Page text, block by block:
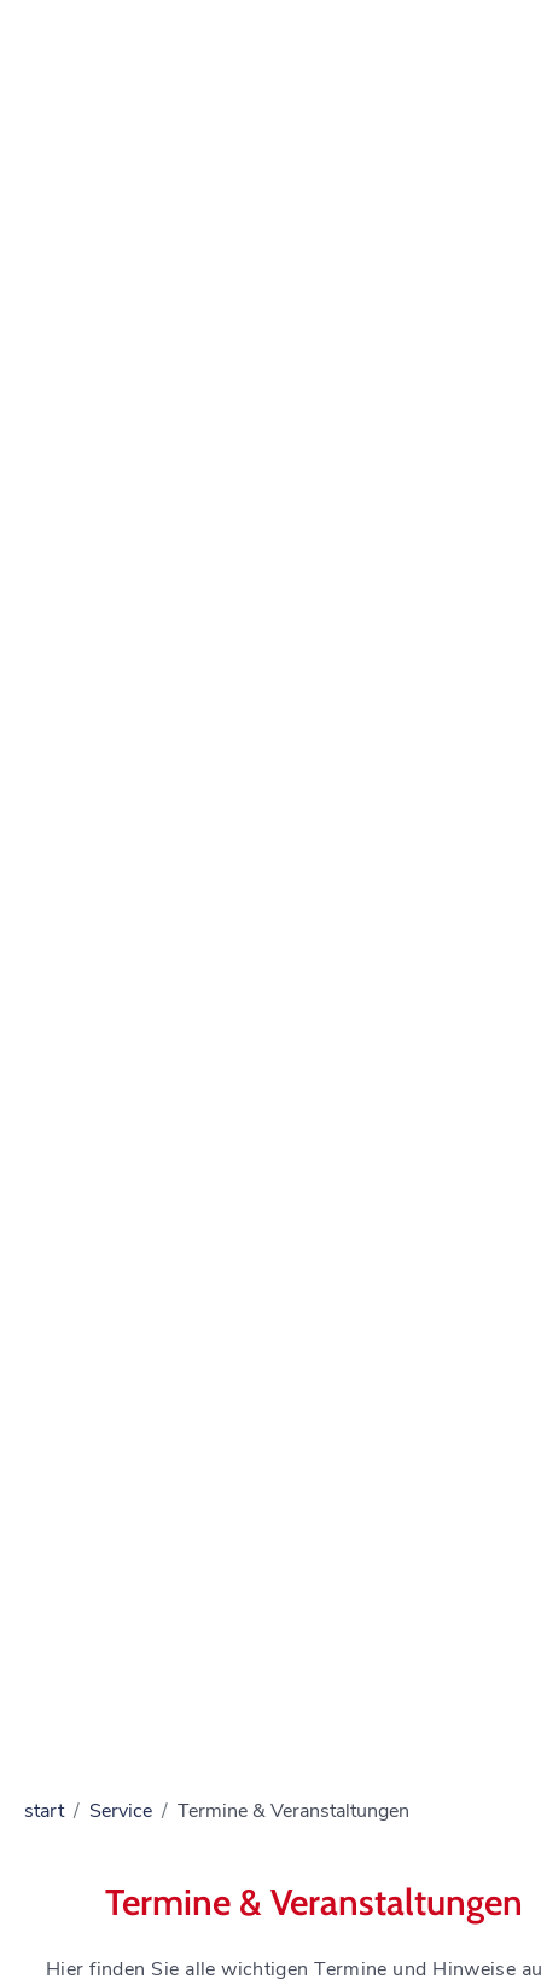
start Service Termine & Veranstaltungen
Termine & Veranstaltungen
Hier finden Sie alle wichtigen Termine und Hinweise